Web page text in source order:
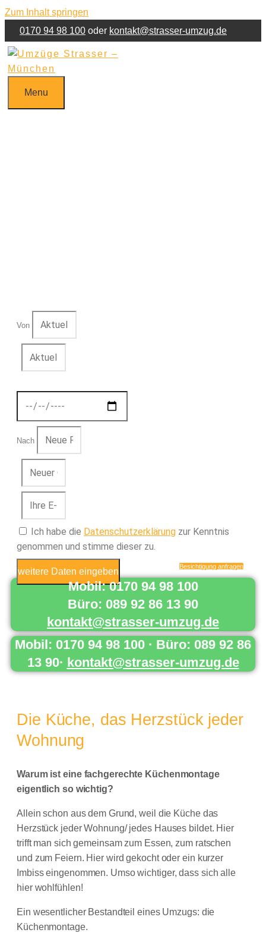
Zum Inhalt springen
0170 94 98 100 oder kontakt@strasser-umzug.de
Menu
Von
Nach
Ich habe die Datenschutzerklärung zur Kenntnis
genommen und stimme dieser zu.
weitere Daten eingeben Besichtigung anfragen
Mobil: 0170 94 98 100
Büro: 089 92 86 13 90
kontakt@strasser-umzug.de
Mobil: 0170 94 98 100 · Büro: 089 92 86
13 90· kontakt@strasser-umzug.de
Die Küche, das Herzstück jeder
Wohnung
Warum ist eine fachgerechte Küchenmontage
eigentlich so wichtig?
Allein schon aus dem Grund, weil die Küche das
Herzstück jeder Wohnung/ jedes Hauses bildet. Hier
trifft man sich gemeinsam zum Essen, zum ratschen
und zum Feiern. Hier wird gekocht oder ein kurzer
Imbiss eingenommen. Umso wichtiger, dass sich alle
hier wohlfühlen!
Ein wesentlicher Bestandteil eines Umzugs: die
Küchenmontage.